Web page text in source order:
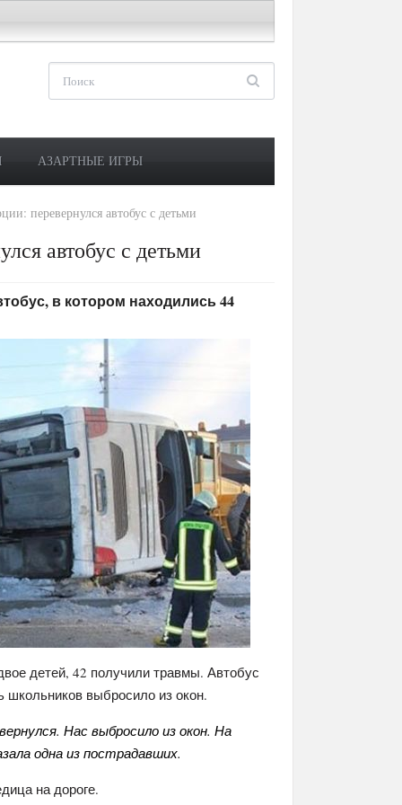
АЗАРТНЫЕ ИГРЫ
перевернулся автобус с детьми
автобус с детьми
в котором находились 44
детей, 42 получили травмы. Автобус
школьников выбросило из окон.
Нас выбросило из окон. На
одна из пострадавших.
на дороге.